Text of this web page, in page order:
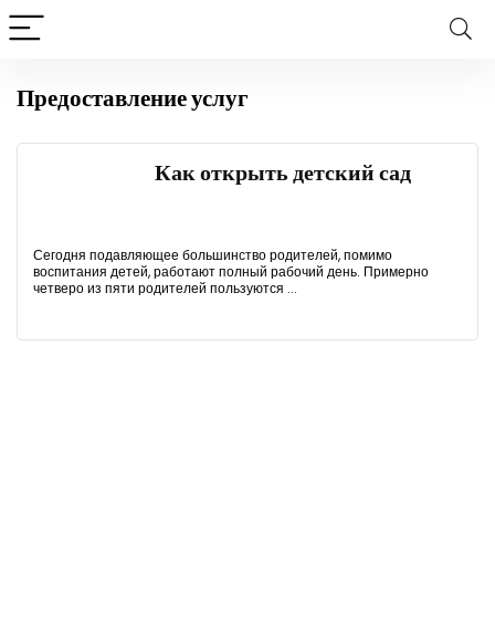
Предоставление услуг
Как открыть детский сад
Сегодня подавляющее большинство родителей, помимо
воспитания детей, работают полный рабочий день. Примерно
четверо из пяти родителей пользуются ...